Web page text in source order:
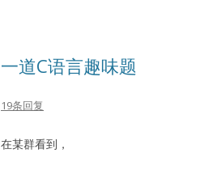
一道C语言趣味题
19条回复
在某群看到，